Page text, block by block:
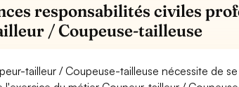
responsabilités civiles
/ Coupeuse-tailleuse
tailleur / Coupeuse-tailleuse nécessite de